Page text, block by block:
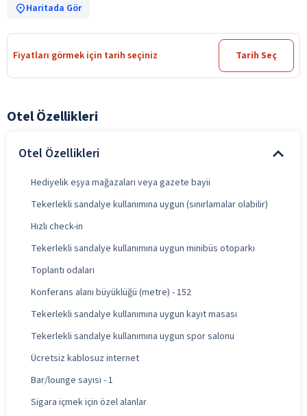
Haritada Gör
Fiyatları görmek için tarih seçiniz Tarih Seç
Otel Özellikleri
Otel Özellikleri
Hediyelik eşya mağazaları veya gazete bayii
Tekerlekli sandalye kullanımına uygun (sınırlamalar olabilir)
Hızlı check-in
Tekerlekli sandalye kullanımına uygun minibüs otoparkı
Toplantı odaları
Konferans alanı büyüklüğü (metre) - 152
Tekerlekli sandalye kullanımına uygun kayıt masası
Tekerlekli sandalye kullanımına uygun spor salonu
Ücretsiz kablosuz internet
Bar/lounge sayısı - 1
Sigara içmek için özel alanlar